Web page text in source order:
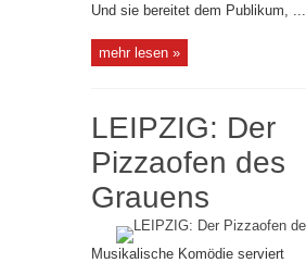
Und sie bereitet dem Publikum, ...
mehr lesen »
LEIPZIG: Der
Pizzaofen des
Grauens
Musikalische Komödie serviert